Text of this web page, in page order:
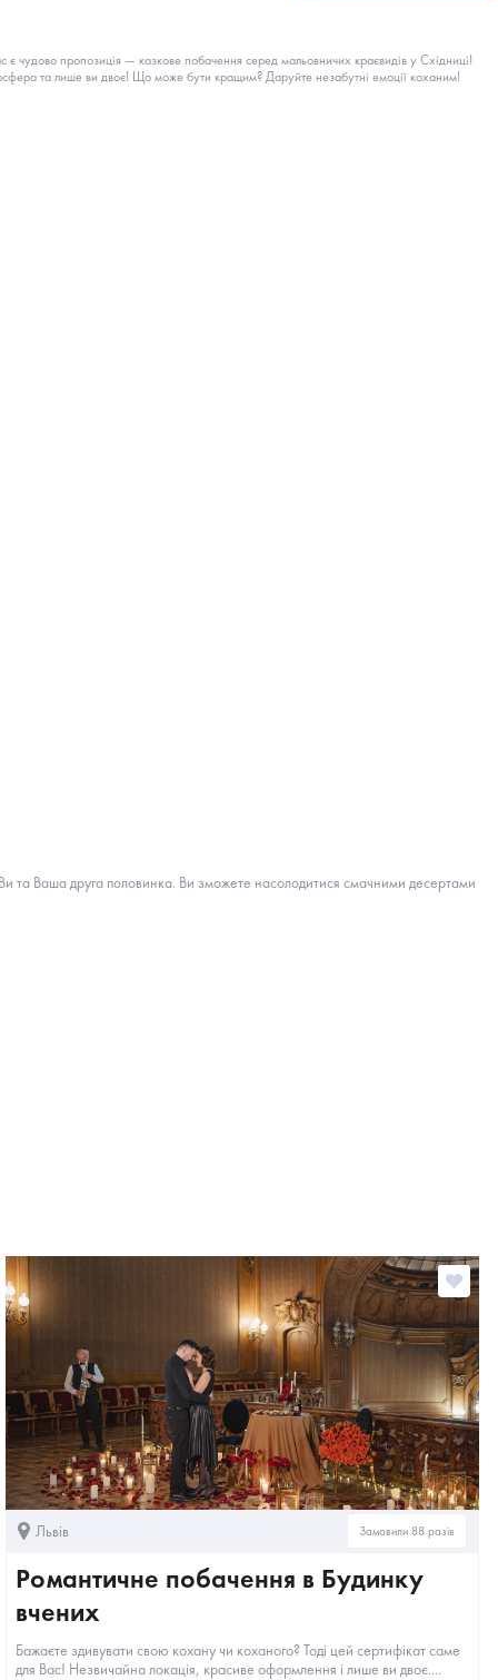
чудово пропозиція — казкове побачення серед мальовничих краєвидів у Східниці!
та лише ви двоє! Що може бути кращим? Даруйте незабутні емоції коханим!
та Ваша друга половинка. Ви зможете насолодитися смачними десертами
Львів Замовили 88 разів
Романтичне побачення в Будинку
вчених
Бажаєте здивувати свою кохану чи коханого? Тоді цей сертифікат саме
для Вас! Незвичайна локація, красиве оформлення і лише ви двоє....